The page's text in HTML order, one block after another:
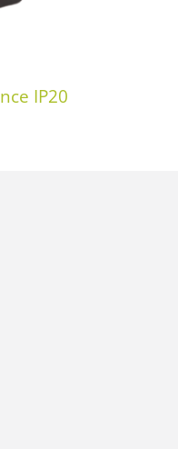
IP20